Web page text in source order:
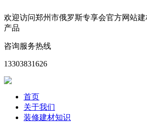
欢迎访问郑州市俄罗斯专享会官方网站
产品
咨询服务热线
13303831626
首页
关于我们
装修建材知识